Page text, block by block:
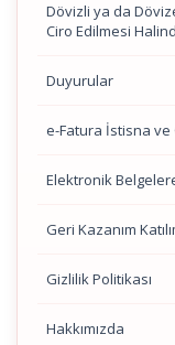
Dövizli ya da
Ciro Edilmesi
Duyurular
e-Fatura İstisna ve
Elektronik
Geri Kazanım
Gizlilik Politikası
Hakkımızda